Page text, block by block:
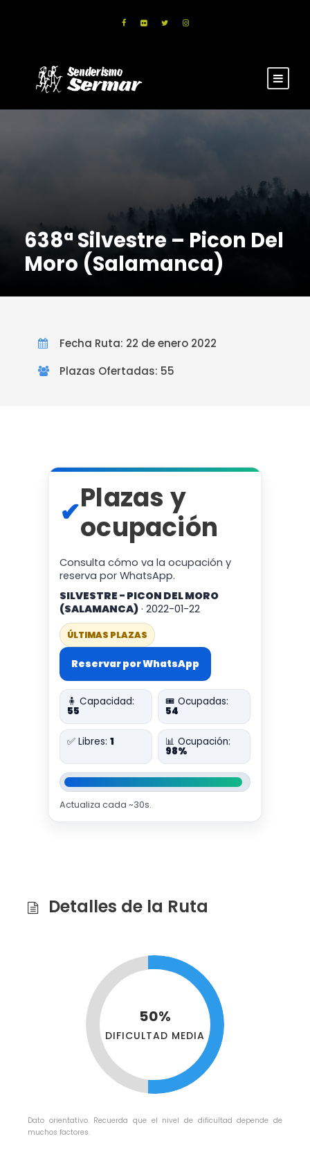
638ª Silvestre – Picon Del
Moro (Salamanca)
Fecha Ruta: 22 de enero 2022
Plazas Ofertadas: 55
✔Plazas y
ocupación
Consulta cómo va la ocupación y
reserva por WhatsApp.
SILVESTRE - PICON DEL MORO
(SALAMANCA) · 2022-01-22
ÚLTIMAS PLAZAS
Reservar por WhatsApp
🧍 Capacidad:
55
🎟️ Ocupadas:
54
✅ Libres: 1 📊 Ocupación:
98%
Actualiza cada ~30s.
Detalles de la Ruta
50%
DIFICULTAD MEDIA
Dato orientativo. Recuerda que el nivel de dificultad depende de
muchos factores.